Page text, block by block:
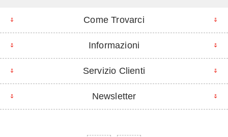
Come Trovarci
Informazioni
Servizio Clienti
Newsletter